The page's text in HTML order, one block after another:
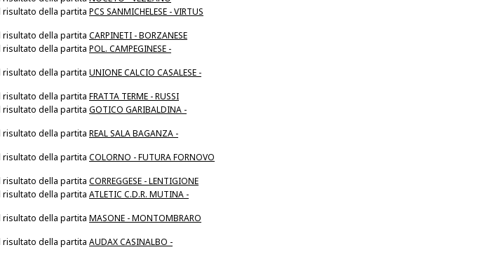
risultato della partita PCS SANMICHELESE - VIRTUS
risultato della partita CARPINETI - BORZANESE
risultato della partita POL. CAMPEGINESE -
risultato della partita UNIONE CALCIO CASALESE -
risultato della partita FRATTA TERME - RUSSI
risultato della partita GOTICO GARIBALDINA -
risultato della partita REAL SALA BAGANZA -
risultato della partita COLORNO - FUTURA FORNOVO
risultato della partita CORREGGESE - LENTIGIONE
risultato della partita ATLETIC C.D.R. MUTINA -
risultato della partita MASONE - MONTOMBRARO
risultato della partita AUDAX CASINALBO -